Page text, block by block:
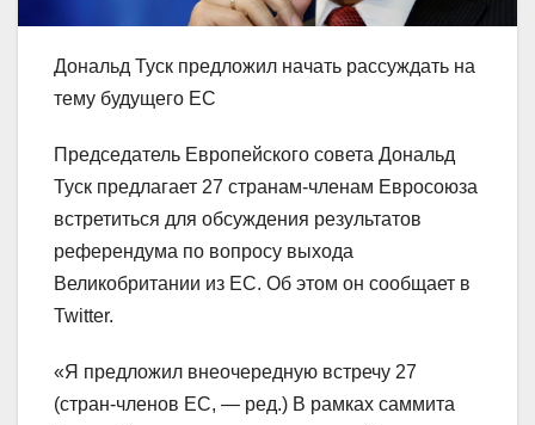
Дональд Туск предложил начать рассуждать на
тему будущего ЕС
Председатель Европейского совета Дональд
Туск предлагает 27 странам-членам Евросоюза
встретиться для обсуждения результатов
референдума по вопросу выхода
Великобритании из ЕС. Об этом он сообщает в
Twitter.
«Я предложил внеочередную встречу 27
(стран-членов ЕС, — ред.) В рамках саммита